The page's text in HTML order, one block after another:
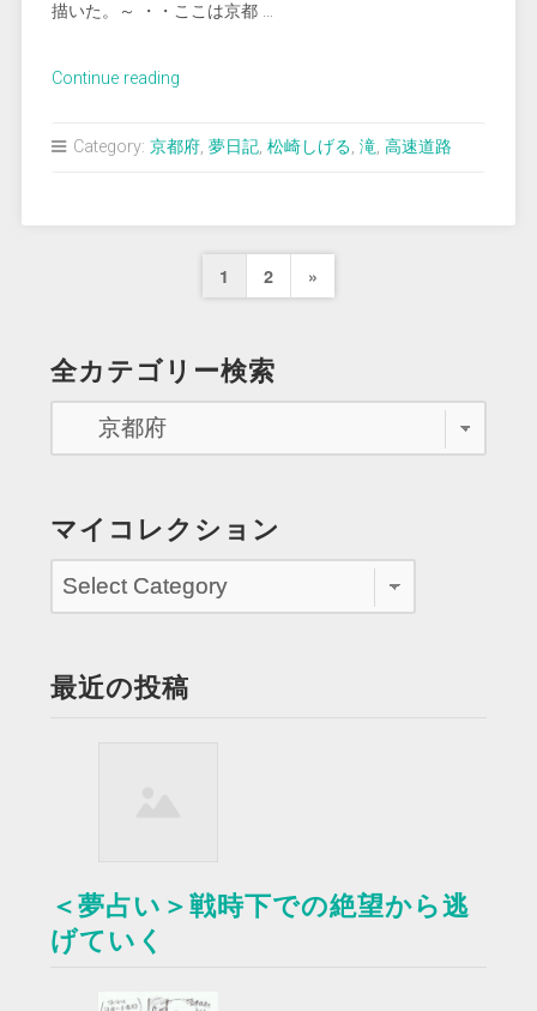
合
描いた。～ ・・ここは京都 …
Continue reading“＜
占
夢
同
ラ
を
描
く”
Category: 京都府, 夢日記, 松崎しげる, 滝, 高速道路
投
の
ペ
送
り
1 2
Next
»
全カテゴリー検索
マイコレクション
最近の投稿
＜夢占い＞戦時下での絶望から逃
げていく